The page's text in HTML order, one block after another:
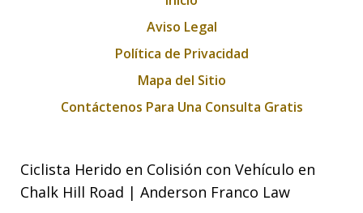
Aviso Legal
Política de Privacidad
Mapa del Sitio
Contáctenos Para Una Consulta Gratis
Ciclista Herido en Colisión con Vehículo en
Chalk Hill Road | Anderson Franco Law